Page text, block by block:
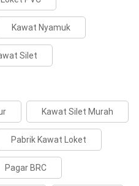
Kawat Nyamuk
Silet
Kawat Silet Murah
Pabrik Kawat Loket
Pagar BRC